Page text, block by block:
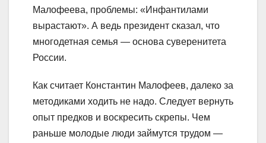
Малофеева, проблемы: «Инфантилами
вырастают». А ведь президент сказал, что
многодетная семья — основа суверенитета
России.
Как считает Константин Малофеев, далеко за
методиками ходить не надо. Следует вернуть
опыт предков и воскресить скрепы. Чем
раньше молодые люди займутся трудом —